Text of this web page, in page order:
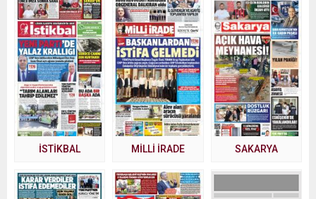
İSTİKBAL MİLLİ İRADE SAKARYA